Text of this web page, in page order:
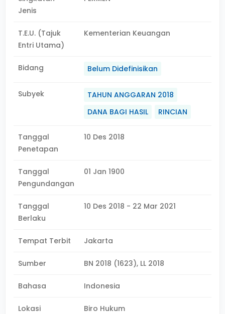
Jenis
T.E.U. (Tajuk
Entri Utama)
Kementerian Keuangan
Bidang Belum Didefinisikan
Subyek
TAHUN ANGGARAN 2018
DANA BAGI HASIL
RINCIAN
Tanggal
Penetapan
10 Des 2018
Tanggal
Pengundangan
01 Jan 1900
Tanggal
Berlaku
10 Des 2018 - 22 Mar 2021
Tempat Terbit Jakarta
Sumber BN 2018 (1623), LL 2018
Bahasa Indonesia
Lokasi Biro Hukum